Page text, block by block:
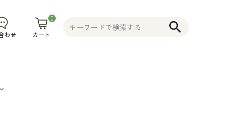
わせ
0
カート
search